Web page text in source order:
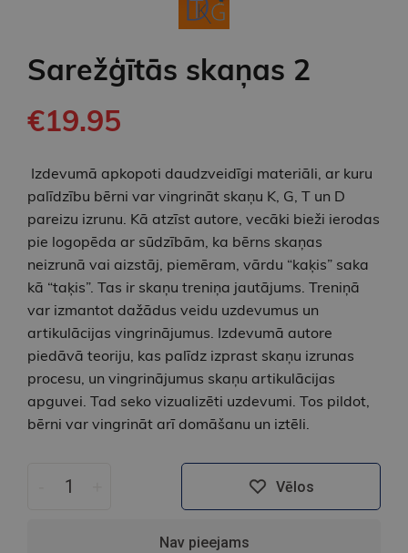
Sarežģītās skaņas 2
€19.95
Izdevumā apkopoti daudzveidīgi materiāli, ar kuru
palīdzību bērni var vingrināt skaņu K, G, T un D
pareizu izrunu. Kā atzīst autore, vecāki bieži ierodas
pie logopēda ar sūdzībām, ka bērns skaņas
neizrunā vai aizstāj, piemēram, vārdu “kaķis” saka
kā “taķis”. Tas ir skaņu treniņa jautājums. Treniņā
var izmantot dažādus veidu uzdevumus un
artikulācijas vingrinājumus. Izdevumā autore
piedāvā teoriju, kas palīdz izprast skaņu izrunas
procesu, un vingrinājumus skaņu artikulācijas
apguvei. Tad seko vizualizēti uzdevumi. Tos pildot,
bērni var vingrināt arī domāšanu un iztēli.
Vēlos
Nav pieejams